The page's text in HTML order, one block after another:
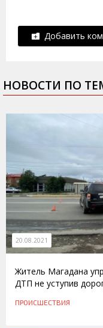
Добавить
НОВОСТИ ПО
20.08.2021
Житель Магадана
ДТП не уступив
ПРОИСШЕСТВИЯ